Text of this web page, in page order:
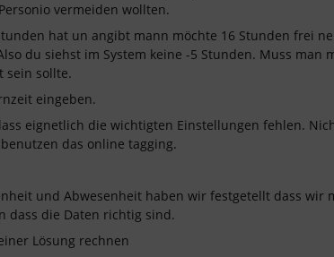
vermeiden wollten.
hat un angibt mann möchte 16 Stunden frei
du siehst im System keine -5 Stunden. Muss man
sein sollte.
eingeben.
eignetlich die wichtigten Einstellungen fehlen.
das online tagging.
und Abwesenheit haben wir festgetellt dass wir
dass die Daten richtig sind.
Lösung rechnen